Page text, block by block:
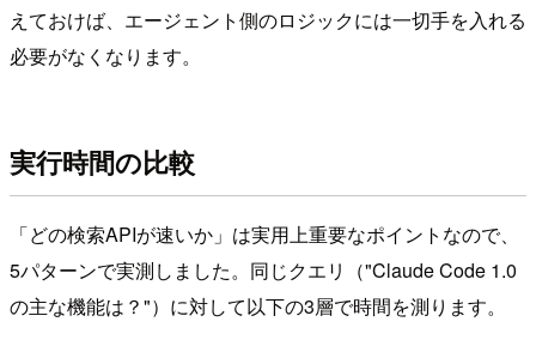
えておけば、エージェント側のロジックには一切手を入れる
必要がなくなります。
実行時間の比較
「どの検索APIが速いか」は実用上重要なポイントなので、
5パターンで実測しました。同じクエリ（"Claude Code 1.0
の主な機能は？"）に対して以下の3層で時間を測ります。